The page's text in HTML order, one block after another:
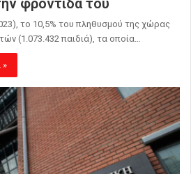
το 10,5% του πληθυσμού της χώρας
(1.073.432 παιδιά), τα οποία…
»